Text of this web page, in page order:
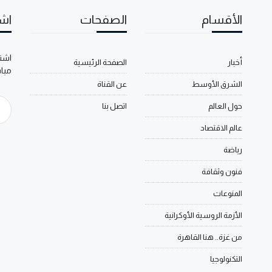
الأقسام
أخبار
الشرق الأوسط
حول العالم
عالم الاقتصاد
رياضة
فنون وثقافة
المنوعات
الأزمة الروسية الأوكرانية
من غزة.. هنا القاهرة
التكنولوجيا
الصفحات
الصفحة الرئيسية
عن القناة
اتصل بنا